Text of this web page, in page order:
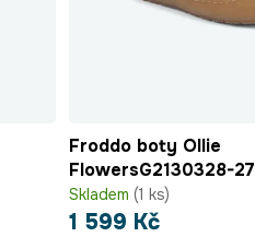
Froddo boty Ollie
FlowersG2130328-27
Skladem (1 ks)
1 599 Kč